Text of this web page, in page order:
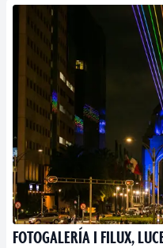
FOTOGALERÍA I FILUX,